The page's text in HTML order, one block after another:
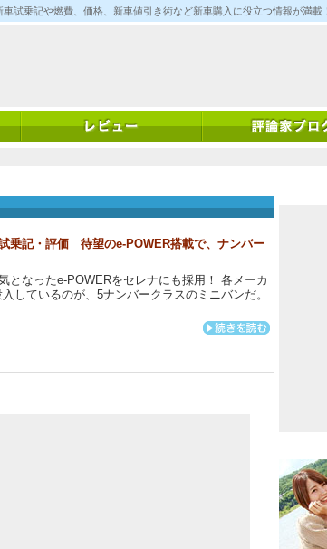
試乗記や燃費、価格、新車値引き術など新車購入に役立つ情報が満載
乗記・評価 待望のe-POWER搭載で、ナンバー
となったe-POWERをセレナにも採用！ 各メーカ
しているのが、5ナンバークラスのミニバンだ。